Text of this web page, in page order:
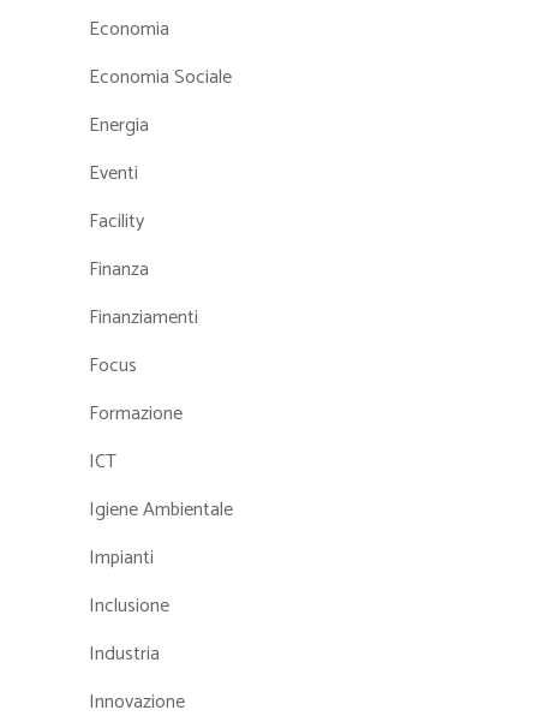
Economia
Economia Sociale
Energia
Eventi
Facility
Finanza
Finanziamenti
Focus
Formazione
ICT
Igiene Ambientale
Impianti
Inclusione
Industria
Innovazione